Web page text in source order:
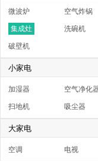
微波炉 空气炸锅
集成灶 洗碗机
破壁机
小家电
加湿器 空气净化
扫地机 吸尘器
大家电
空调 电视